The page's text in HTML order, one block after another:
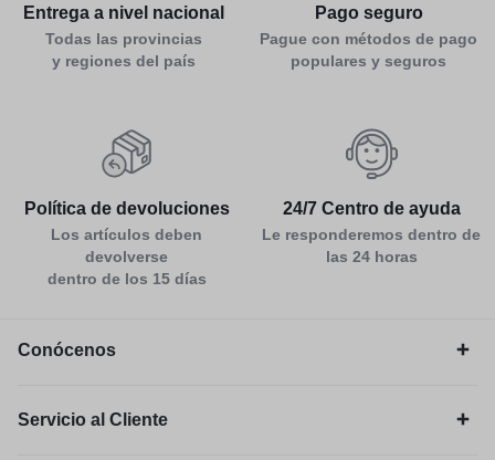
Entrega a nivel nacional
Todas las provincias
y regiones del país
Pago seguro
Pague con métodos de pago
populares y seguros
Política de devoluciones
Los artículos deben
devolverse
dentro de los 15 días
24/7 Centro de ayuda
Le responderemos dentro de
las 24 horas
Conócenos
Servicio al Cliente